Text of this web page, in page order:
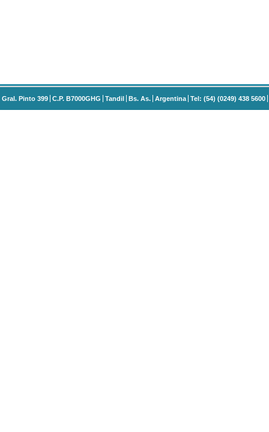
Gral. Pinto 399 C.P. B7000GHG Tandil Bs. As. Argentina Tel: (54) (0249) 438 5600